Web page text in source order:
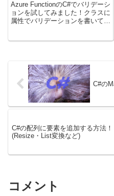
Azure FunctionのC#でバリデーシ
ョンを試してみました！クラスに
属性でバリデーションを書いて、
C#の
C#の配列に要素を追加する方法！
(Resize・List変換など)
コメント